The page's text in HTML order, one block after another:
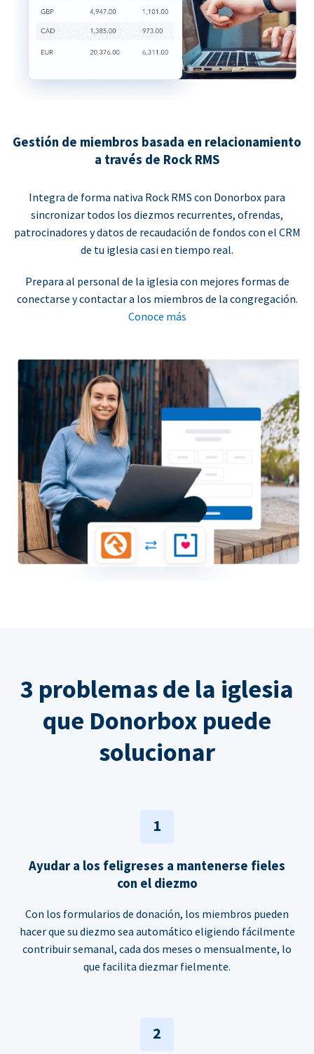
Gestión de miembros basada en relacionamiento
a través de Rock RMS
Integra de forma nativa Rock RMS con Donorbox para
sincronizar todos los diezmos recurrentes, ofrendas,
patrocinadores y datos de recaudación de fondos con el CRM
de tu iglesia casi en tiempo real.
Prepara al personal de la iglesia con mejores formas de
conectarse y contactar a los miembros de la congregación.
Conoce más
3 problemas de la iglesia
que Donorbox puede
solucionar
1
Ayudar a los feligreses a mantenerse fieles
con el diezmo
Con los formularios de donación, los miembros pueden
hacer que su diezmo sea automático eligiendo fácilmente
contribuir semanal, cada dos meses o mensualmente, lo
que facilita diezmar fielmente.
2